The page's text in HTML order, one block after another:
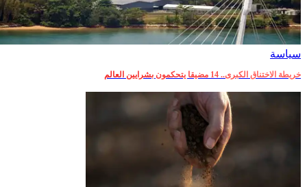
سياسة
خريطة الاختناق الكبرى.. 14 مضيقا يتحكمون بشرايين العالم